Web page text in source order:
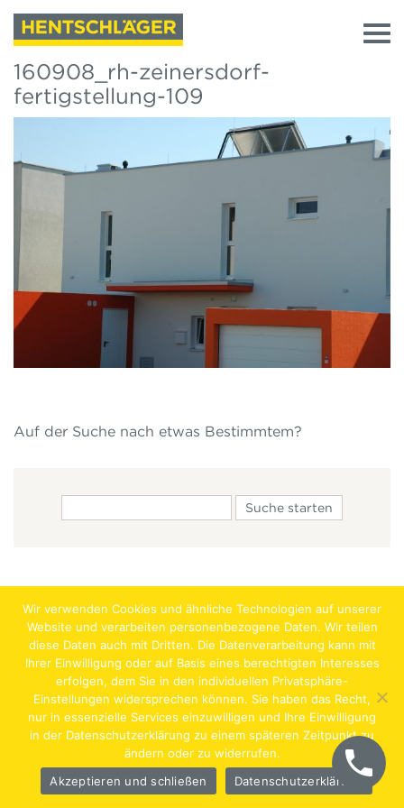
160908_rh-zeinersdorf-
fertigstellung-109
Auf der Suche nach etwas Bestimmtem?
Jobs Lehrstellen Impressum AGB Datenschutz
Hentschläger Bau GmbH – A-4222 Langenstein,
Wir verwenden Cookies und ähnliche Technologien auf unserer
Website und verarbeiten personenbezogene Daten. Wir teilen
diese Daten auch mit Dritten. Die Datenverarbeitung kann mit
Ihrer Einwilligung oder auf Basis eines berechtigten Interesses
erfolgen, dem Sie in den individuellen Privatsphäre-
Einstellungen widersprechen können. Sie haben das Recht,
nur in essenzielle Services einzuwilligen und Ihre Einwilligung
in der Datenschutzerklärung zu einem späteren Zeitpunkt zu
ändern oder zu widerrufen.
Akzeptieren und schließen
Datenschutzerklärung